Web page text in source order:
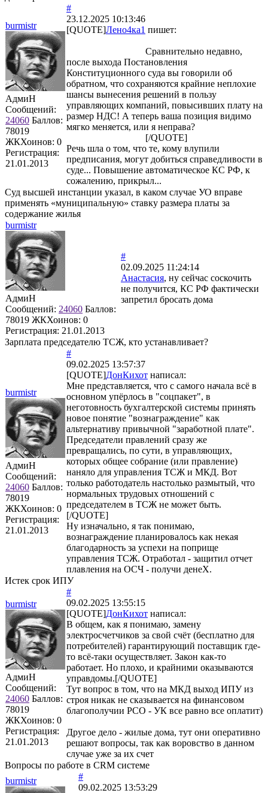
burmistr
АдмиН
Сообщений:
24060 Баллов:
78019
ЖКХоинов: 0
Регистрация:
21.01.2013
#
23.12.2025 10:13:46
[QUOTE]Лено4ка1 пишет:
Сравнительно недавно,
после выхода Постановления
Конституционного суда вы говорили об
обратном, что сохраняются крайние неплохие
шансы вынесения решений в пользу
управляющих компаний, повысивших плату на
размер НДС! А теперь ваша позиция видимо
мягко меняется, или я неправа?
[/QUOTE]
Речь шла о том, что те, кому влупили
предписания, могут добиться справедливости в
суде... Повышение автоматическое КС РФ, к
сожалению, прикрыл...
Суд высшей инстанции указал, в каком случае УО вправе
применять «муниципальную» ставку размера платы за
содержание жилья
burmistr
АдмиН
Сообщений: 24060 Баллов:
78019 ЖКХоинов: 0
Регистрация: 21.01.2013
#
02.09.2025 11:24:14
Анастасия, ну сейчас соскочить
не получится, КС РФ фактически
запретил бросать дома
Зарплата председателю ТСЖ, кто устанавливает?
burmistr
АдмиН
Сообщений:
24060 Баллов:
78019
ЖКХоинов: 0
Регистрация:
21.01.2013
#
09.02.2025 13:57:37
[QUOTE]ДонКихот написал:
Мне представляется, что с самого начала всё в
основном упёрлось в "соцпакет", в
неготовность бухгалтерской системы принять
новое понятие "вознаграждение" как
альтернативу привычной "заработной плате".
Председатели правлений сразу же
превращались, по сути, в управляющих,
которых общее собрание (или правление)
наняло для управления ТСЖ и МКД. Вот
только работодатель настолько размытый, что
нормальных трудовых отношений с
председателем в ТСЖ не может быть.
[/QUOTE]
Ну изначально, я так понимаю,
вознаграждение планировалось как некая
благодарность за успехи на поприще
управления ТСЖ. Отработал - защитил отчет
плавления на ОСЧ - получи денеХ.
Истек срок ИПУ
burmistr
АдмиН
Сообщений:
24060 Баллов:
78019
ЖКХоинов: 0
Регистрация:
21.01.2013
#
09.02.2025 13:55:15
[QUOTE]ДонКихот написал:
В общем, как я понимаю, замену
электросчетчиков за свой счёт (бесплатно для
потребителей) гарантирующий поставщик где-
то всё-таки осуществляет. Закон как-то
работает. Но плохо, и крайними оказываются
управдомы.[/QUOTE]
Тут вопрос в том, что на МКД выход ИПУ из
строя никак не сказывается на финансовом
благополучии РСО - УК все равно все оплатит)
Другое дело - жилые дома, тут они оперативно
решают вопросы, так как воровство в данном
случае уже за их счет
Вопросы по работе в CRM системе
burmistr
#
09.02.2025 13:53:29